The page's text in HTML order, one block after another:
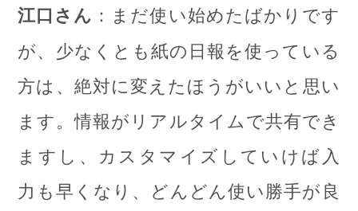
江口さん ：まだ使い始めたばかりです
が、少なくとも紙の日報を使っている
方は、絶対に変えたほうがいいと思い
ます。情報がリアルタイムで共有でき
ますし、カスタマイズしていけば入
力も早くなり、どんどん使い勝手が良